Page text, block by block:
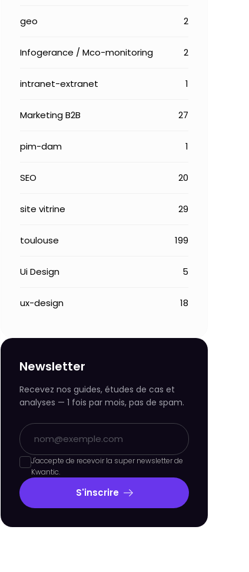
geo 2
Infogerance / Mco-monitoring 2
intranet-extranet 1
Marketing B2B 27
pim-dam 1
SEO 20
site vitrine 29
toulouse 199
Ui Design 5
ux-design 18
Newsletter
Recevez nos guides, études de cas et
analyses — 1 fois par mois, pas de spam.
J'accepte de recevoir la super newsletter de
Kwantic.
S'inscrire